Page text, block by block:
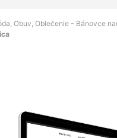
Obuv, Oblečenie - Bánovce